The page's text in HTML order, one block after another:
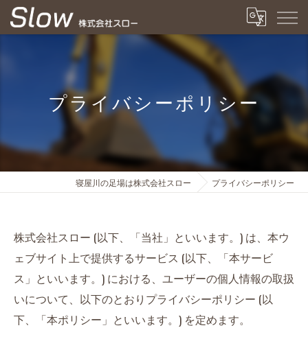
プライバシーポリシー
寝屋川の足場は株式会社スロー プライバシーポリシー
株式会社スロー (以下、「当社」といいます。) は、本ウ
ェブサイト上で提供するサービス (以下、「本サービ
ス」といいます。) における、ユーザーの個人情報の取扱
いについて、以下のとおりプライバシーポリシー (以
下、「本ポリシー」といいます。) を定めます。